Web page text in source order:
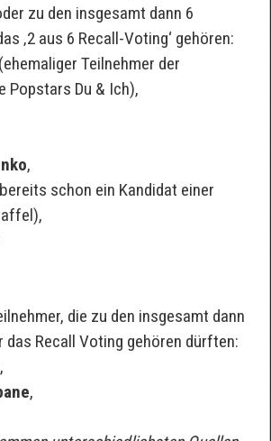
zu den insgesamt dann 6
‚2 aus 6 Recall-Voting‘ gehören:
(ehemaliger Teilnehmer der
Popstars Du & Ich),
,
schon ein Kandidat einer
die zu den insgesamt dann
Recall Voting gehören dürften:
,
,